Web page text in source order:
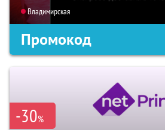
Владимирская
Промокод
-30%